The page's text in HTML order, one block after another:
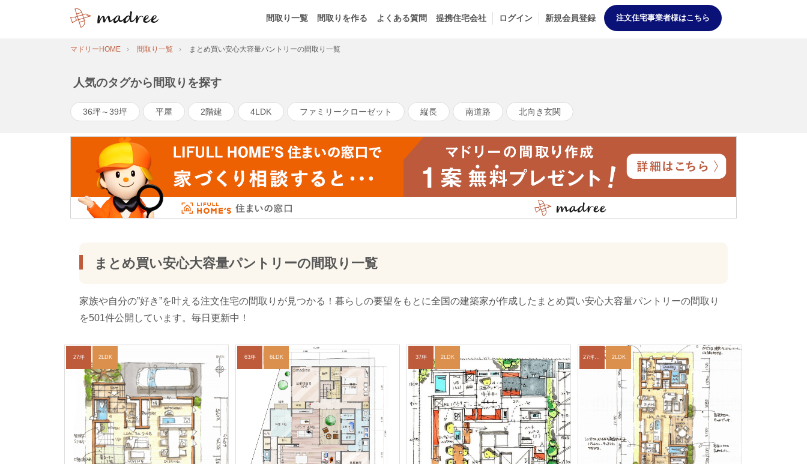
間取り一覧 間取りを作る よくある質問 提携住宅会社 ログイン 新規会員登録 注文住宅事業者様はこちら
マドリーHOME 間取り一覧 まとめ買い安心大容量パントリーの間取り一覧
人気のタグから間取りを探す
36坪～39坪 平屋 2階建 4LDK ファミリークローゼット 縦長 南道路 北向き玄関
まとめ買い安心大容量パントリーの間取り一覧
家族や自分の”好き”を叶える注文住宅の間取りが見つかる！暮らしの要望をもとに全国の建築家が作成したまとめ買い安心大容量パントリーの間取り
を501件公開しています。毎日更新中！
27坪 2LDK 63坪 6LDK 37坪 2LDK 2LDK